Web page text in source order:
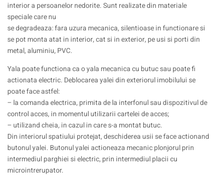
interior a persoanelor nedorite. Sunt realizate din materiale
speciale care nu
se degradeaza: fara uzura mecanica, silentioase in functionare si
se pot monta atat in interior, cat si in exterior, pe usi si porti din
metal, aluminiu, PVC.
Yala poate functiona ca o yala mecanica cu butuc sau poate fi
actionata electric. Deblocarea yalei din exteriorul imobilului se
poate face astfel:
– la comanda electrica, primita de la interfonul sau dispozitivul de
control acces, in momentul utilizarii cartelei de acces;
– utilizand cheia, in cazul in care s-a montat butuc.
Din interiorul spatiului protejat, deschiderea usii se face actionand
butonul yalei. Butonul yalei actioneaza mecanic plonjorul prin
intermediul parghiei si electric, prin intermediul placii cu
microintrerupator.